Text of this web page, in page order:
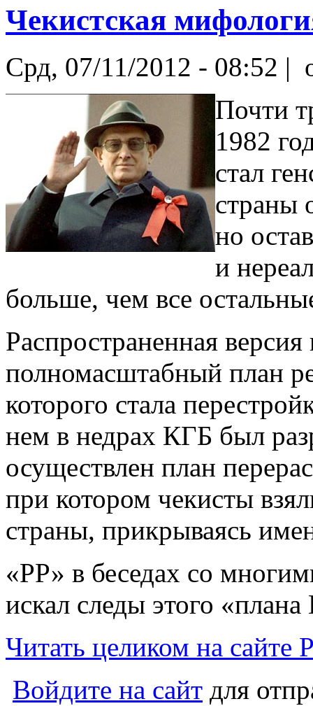
Чекистская
Срд, 07/11/2012 - 08:52 |
Почти
1982
стал
страны
но
и
больше, чем все
Распространенная
полномасштабный план
которого стала
нем в недрах КГБ был
осуществлен план
при котором чекисты
страны, прикрываясь
«РР» в беседах со
искал следы этого
Читать целиком на
Войдите на сайт для